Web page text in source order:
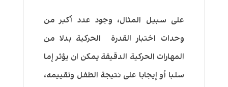
على سبيل المثال، وجود عدد أكبر من
وحدات اختبار القدرة الحركية بدلا من
المهارات الحركية الدقيقة يمكن ان يؤثر إما
سلبا أو إيجابا على نتيجة الطفل وتقييمه،